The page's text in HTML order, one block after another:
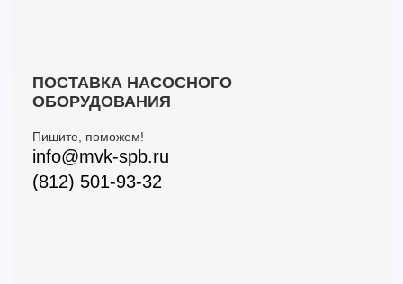
ПОСТАВКА НАСОСНОГО
ОБОРУДОВАНИЯ
Пишите, поможем!
info@mvk-spb.ru
(812) 501-93-32